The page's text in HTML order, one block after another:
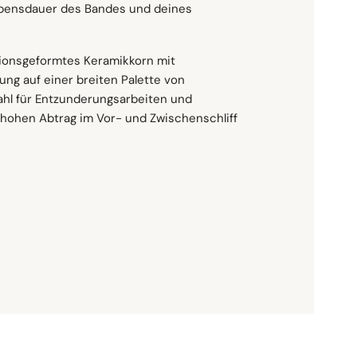
des Bandes und deines
Keramikkorn mit
auf einer breiten Palette von
für Entzunderungsarbeiten und
Abtrag im Vor- und Zwischenschliff
Gewicht, YF-Gewicht)
Werkstoffen einsetzen, darunter
Aluminiumlegierungen,
Stahl, Nicht-Eisen-Metalle,
Edelstahl sowie unlegierter Stahl und